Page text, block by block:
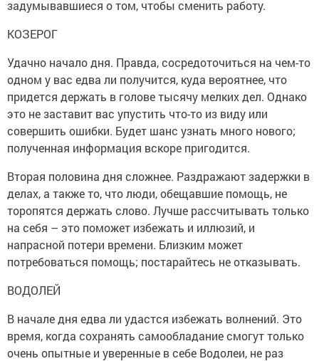
задумывавшиеся о том, чтобы сменить работу.
КОЗЕРОГ
Удачно начало дня. Правда, сосредоточиться на чем-то
одном у вас едва ли получится, куда вероятнее, что
придется держать в голове тысячу мелких дел. Однако
это не заставит вас упустить что-то из виду или
совершить ошибки. Будет шанс узнать много нового;
полученная информация вскоре пригодится.
Вторая половина дня сложнее. Раздражают задержки в
делах, а также то, что люди, обещавшие помощь, не
торопятся держать слово. Лучше рассчитывать только
на себя – это поможет избежать и иллюзий, и
напрасной потери времени. Близким может
потребоваться помощь; постарайтесь не отказывать.
ВОДОЛЕЙ
В начале дня едва ли удастся избежать волнений. Это
время, когда сохранять самообладание смогут только
очень опытные и уверенные в себе Водолеи, не раз